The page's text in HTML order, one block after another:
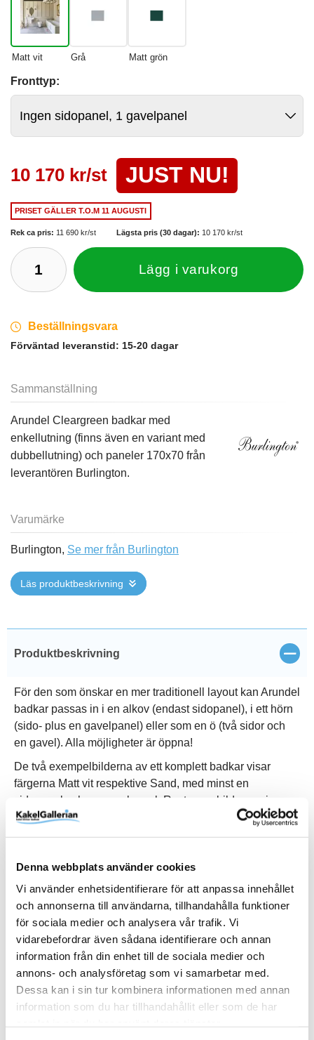
Denna webbplats använder cookies
Vi använder enhetsidentifierare för att anpassa innehållet
och annonserna till användarna, tillhandahålla funktioner
för sociala medier och analysera vår trafik. Vi
vidarebefordrar även sådana identifierare och annan
information från din enhet till de sociala medier och
annons- och analysföretag som vi samarbetar med.
Dessa kan i sin tur kombinera informationen med annan
information som du har tillhandahållit eller som de har
Matt vit Grå Matt grön
Fronttyp:
10 170 kr/st JUST NU!
PRISET GÄLLERT.O.M 11 AUGUSTI
Rek ca pris: 11 690 kr/st Lägsta pris (30 dagar): 10 170 kr/st
Lägg i varukorg
Beställningsvara
Förväntad leveranstid: 15-20 dagar
Sammanställning
Arundel Cleargreen badkar med
enkellutning (finns även en variant med
dubbellutning) och paneler 170x70 från
leverantören Burlington.
Varumärke
Burlington, Se mer från Burlington
Läs produktbeskrivning
Produktbeskrivning Stäng
För den som önskar en mer traditionell layout kan Arundel
badkar passas in i en alkov (endast sidopanel), i ett hörn
(sido- plus en gavelpanel) eller som en ö (två sidor och
en gavel). Alla möjligheter är öppna!
De två exempelbilderna av ett komplett badkar visar
färgerna Matt vit respektive Sand, med minst en
sidopanel och en gavelpanel. Resten av bilderna visar
enbart panelernas utseende.
Taps can be mounted on the ledge behind the overflow
predrilled. Supplied with bath feets.
Produktinformation
Art.Nr E28 + E25EW
Bredd (mm) 700 mm